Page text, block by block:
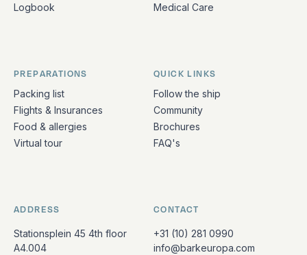
Logbook Medical Care
PREPARATIONS
Packing list
Flights & Insurances
Food & allergies
Virtual tour
QUICK LINKS
Follow the ship
Community
Brochures
FAQ's
ADDRESS
Stationsplein 45 4th floor
A4.004
CONTACT
+31 (10) 281 0990
info@barkeuropa.com